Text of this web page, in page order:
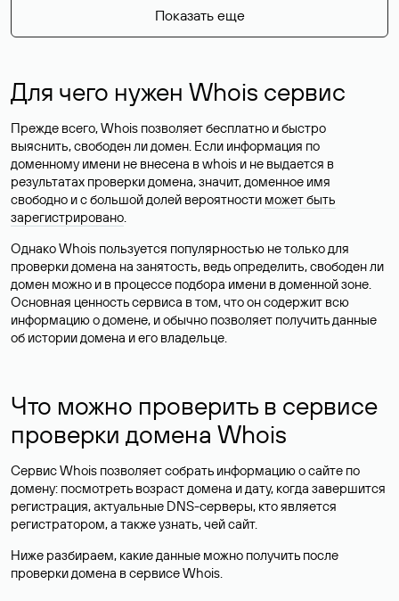
Показать еще
Для чего нужен Whois сервис
Прежде всего, Whois позволяет бесплатно и быстро
выяснить, свободен ли домен. Если информация по
доменному имени не внесена в whois и не выдается в
результатах проверки домена, значит, доменное имя
свободно и с большой долей вероятности может быть
зарегистрировано.
Однако Whois пользуется популярностью не только для
проверки домена на занятость, ведь определить, свободен ли
домен можно и в процессе подбора имени в доменной зоне.
Основная ценность сервиса в том, что он содержит всю
информацию о домене, и обычно позволяет получить данные
об истории домена и его владельце.
Что можно проверить в сервисе
проверки домена Whois
Сервис Whois позволяет собрать информацию о сайте по
домену: посмотреть возраст домена и дату, когда завершится
регистрация, актуальные DNS-серверы, кто является
регистратором, а также узнать, чей сайт.
Ниже разбираем, какие данные можно получить после
проверки домена в сервисе Whois.